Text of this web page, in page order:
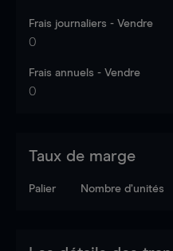
Frais journaliers - Vendre
0
Frais annuels - Vendre
0
Taux de marge
Palier Nombre d’unités